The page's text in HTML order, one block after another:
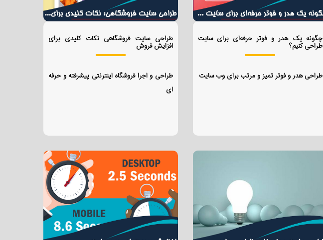
طراحی سایت فروشگاهی نکات کلیدی برای
افزایش فروش
طراحی و اجرا فروشگاه اینترنتی پیشرفته و حرفه
ای
چگونه یک هدر و فوتر حرفه‌ای برای سایت
طراحی کنیم؟
طراحی هدر و فوتر تمیز و مرتب برای وب سایت